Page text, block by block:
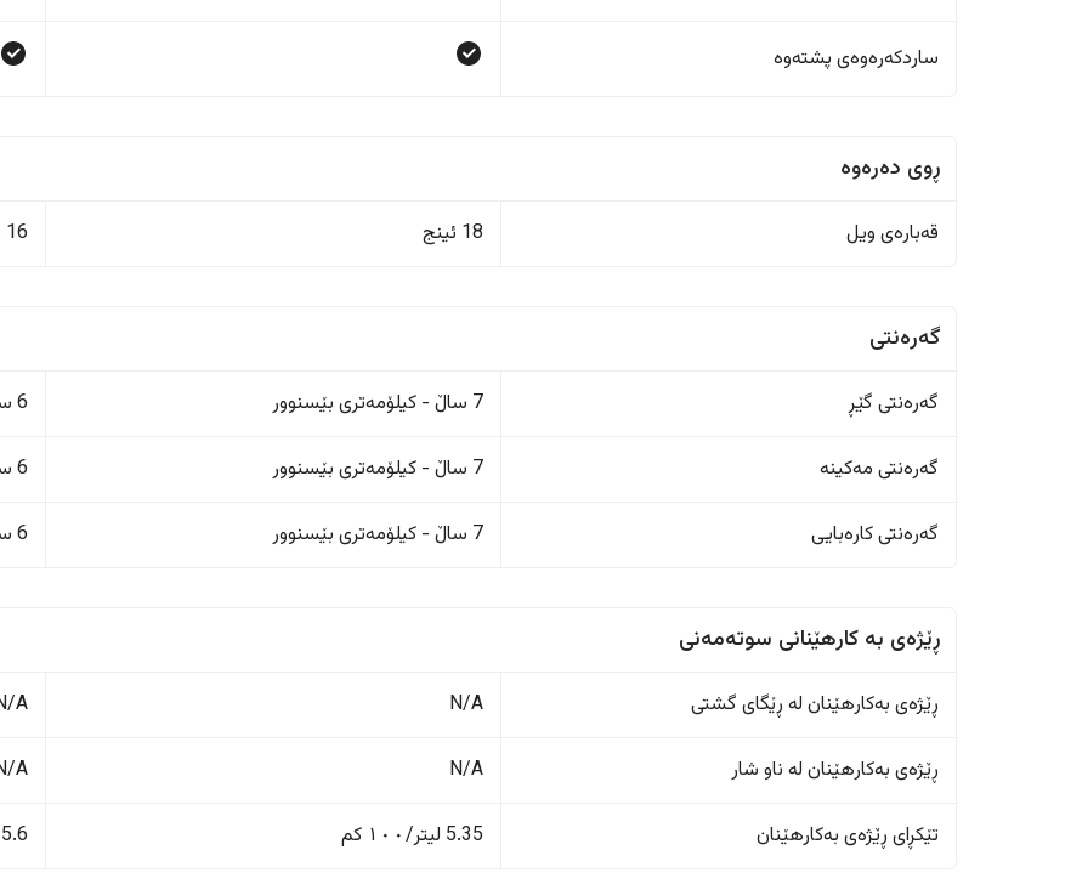
ساردکەرەوەی پشتەوە
ڕوی دەرەوە
قەبارەی ویل 18 ئینج 16 ئینج
گەرەنتی
گەرەنتی گێڕ 7 ساڵ - کیلۆمەتری بێسنوور 6 ساڵ/200,000 کم
گەرەنتی مەکینە 7 ساڵ - کیلۆمەتری بێسنوور 6 ساڵ/200,000 کم
گەرەنتی کارەبایی 7 ساڵ - کیلۆمەتری بێسنوور 6 ساڵ/200,000 کم
ڕێژەى به کارهێنانی سوتەمەنی
ڕێژەى بەکارهێنان له ڕێگای گشتی N/A
A
ڕێژەى بەکارهێنان له ناو شار N/A
A
تێکڕای ڕێژەى بەکارهێنان 5.35 لیتر/١٠٠ کم 5.6 لیتر/١٠٠ کم